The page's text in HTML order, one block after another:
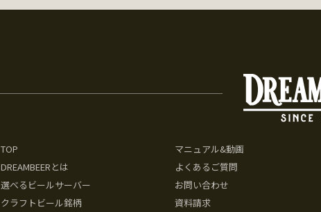
TOP
DREAMBEERとは
選べるビールサーバー
クラフトビール銘柄
マニュアル&動画
よくあるご質問
お問い合わせ
資料請求